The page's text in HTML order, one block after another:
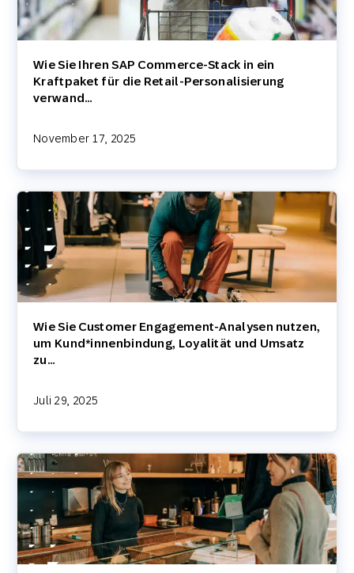
Wie Sie Ihren SAP Commerce-Stack in ein
Kraftpaket für die Retail-Personalisierung
verwand…
November 17, 2025
Wie Sie Customer Engagement-Analysen nutzen,
um Kund*innenbindung, Loyalität und Umsatz
zu…
Juli 29, 2025